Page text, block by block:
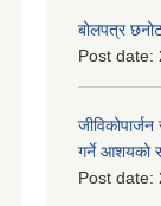
बोलपत्र
Post date:
गर्ने आशयको
Post date: